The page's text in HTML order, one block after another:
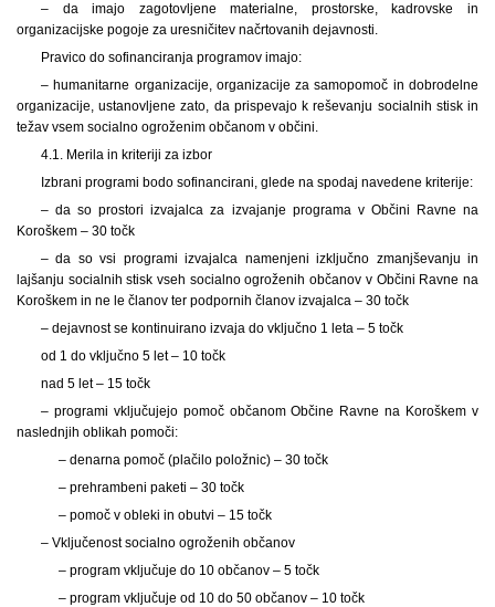
– da imajo zagotovljene materialne, prostorske, kadrovske in
organizacijske pogoje za uresničitev načrtovanih dejavnosti.
Pravico do sofinanciranja programov imajo:
– humanitarne organizacije, organizacije za samopomoč in dobrodelne
organizacije, ustanovljene zato, da prispevajo k reševanju socialnih stisk in
težav vsem socialno ogroženim občanom v občini.
4.1. Merila in kriteriji za izbor
Izbrani programi bodo sofinancirani, glede na spodaj navedene kriterije:
– da so prostori izvajalca za izvajanje programa v Občini Ravne na
Koroškem – 30 točk
– da so vsi programi izvajalca namenjeni izključno zmanjševanju in
lajšanju socialnih stisk vseh socialno ogroženih občanov v Občini Ravne na
Koroškem in ne le članov ter podpornih članov izvajalca – 30 točk
– dejavnost se kontinuirano izvaja do vključno 1 leta – 5 točk
od 1 do vključno 5 let – 10 točk
nad 5 let – 15 točk
– programi vključujejo pomoč občanom Občine Ravne na Koroškem v
naslednjih oblikah pomoči:
– denarna pomoč (plačilo položnic) – 30 točk
– prehrambeni paketi – 30 točk
– pomoč v obleki in obutvi – 15 točk
– Vključenost socialno ogroženih občanov
– program vključuje do 10 občanov – 5 točk
– program vključuje od 10 do 50 občanov – 10 točk